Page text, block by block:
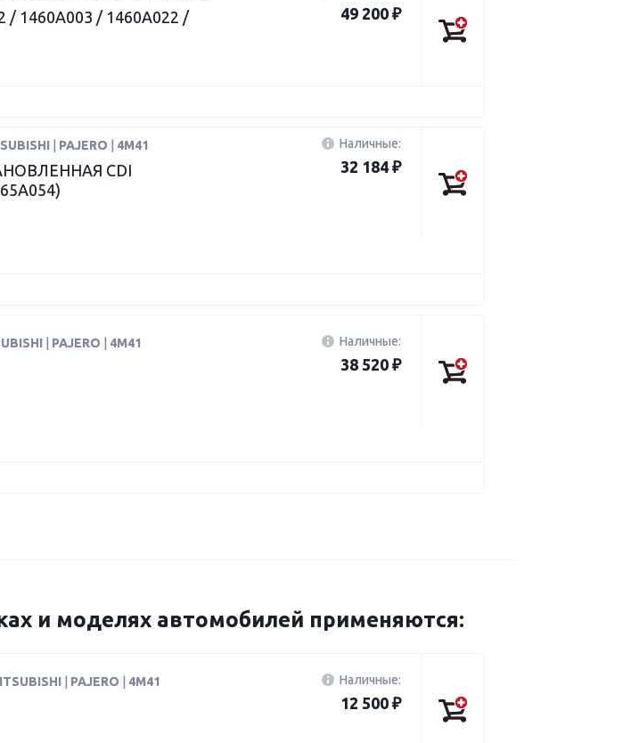
/ 1460A003 / 1460A022 /
49 200 ₽
PAJERO 4M41
CDI
Наличные:
32 184 ₽
PAJERO 4M41 Наличные:
38 520 ₽
и моделях автомобилей применяются:
PAJERO 4M41 Наличные:
12 500 ₽